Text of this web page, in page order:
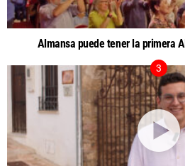
Almansa puede tener la primera